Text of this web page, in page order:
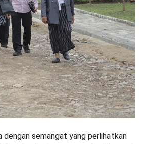
dengan semangat yang perlihatkan